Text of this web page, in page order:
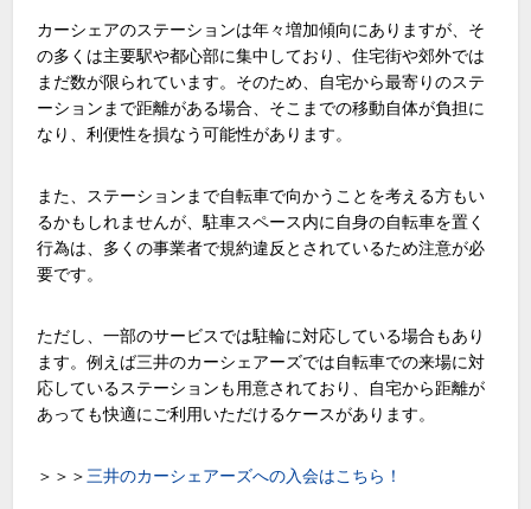
カーシェアのステーションは年々増加傾向にありますが、そ
の多くは主要駅や都心部に集中しており、住宅街や郊外では
まだ数が限られています。そのため、自宅から最寄りのステ
ーションまで距離がある場合、そこまでの移動自体が負担に
なり、利便性を損なう可能性があります。
また、ステーションまで自転車で向かうことを考える方もい
るかもしれませんが、駐車スペース内に自身の自転車を置く
行為は、多くの事業者で規約違反とされているため注意が必
要です。
ただし、一部のサービスでは駐輪に対応している場合もあり
ます。例えば三井のカーシェアーズでは自転車での来場に対
応しているステーションも用意されており、自宅から距離が
あっても快適にご利用いただけるケースがあります。
＞＞＞ 三井のカーシェアーズへの入会はこちら！